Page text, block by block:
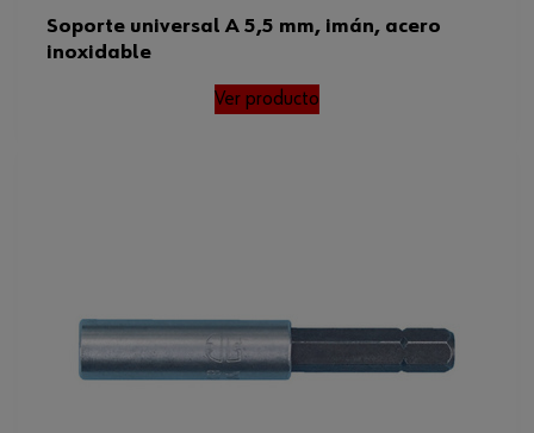
Soporte universal A 5,5 mm, imán, acero
inoxidable
Ver producto